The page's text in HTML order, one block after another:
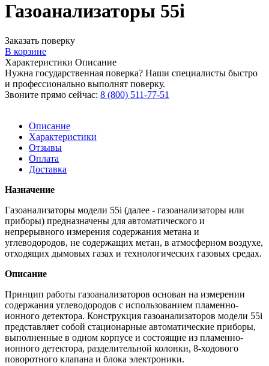
Газоанализаторы 55i
Заказать поверку
В корзине
Характеристики Описание
Нужна государственная поверка? Наши специалисты быстро
и профессионально выполнят поверку.
Звоните прямо сейчас: 8 (800) 511-77-51
Описание
Характеристики
Отзывы
Оплата
Доставка
Назначение
Газоанализаторы модели 55i (далее - газоанализаторы или
приборы) предназначены для автоматического и
непрерывного измерения содержания метана и
углеводородов, не содержащих метан, в атмосферном воздухе,
отходящих дымовых газах и технологических газовых средах.
Описание
Принцип работы газоанализаторов основан на измерении
содержания углеводородов с использованием пламенно-
ионного детектора. Конструкция газоанализаторов модели 55i
представляет собой стационарные автоматические приборы,
выполненные в одном корпусе и состоящие из пламенно-
ионного детектора, разделительной колонки, 8-ходового
поворотного клапана и блока электроники.